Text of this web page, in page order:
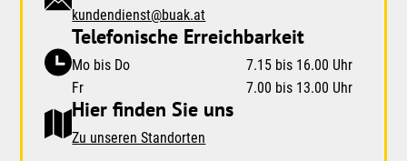
kundendienst@buak.at
Telefonische Erreichbarkeit
Mo bis Do
7.15 bis 16.00 Uhr
Fr
7.00 bis 13.00 Uhr
Hier finden Sie uns
Zu unseren Standorten